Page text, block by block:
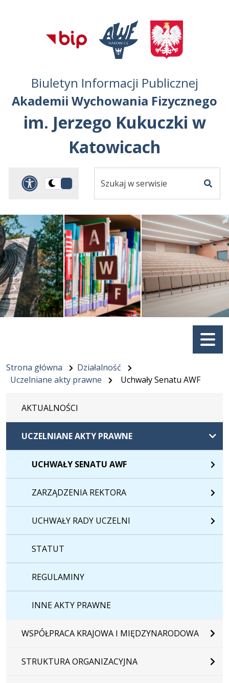
Przejdź do
głównego menu
Przejdź do treści
Przejdź do mapy
serwisu
Biuletyn Informacji Publicznej
Akademii Wychowania Fizycznego
im. Jerzego Kukuczki w
Katowicach
Panel dostosowania
Przełącz
ciemną
serwisie
Menu
Strona główna
Działalność
Uczelniane akty prawne
Uchwały Senatu AWF
AKTUALNOŚCI
UCZELNIANE AKTY PRAWNE
UCHWAŁY SENATU AWF
ZARZĄDZENIA REKTORA
UCHWAŁY RADY UCZELNI
STATUT
REGULAMINY
INNE AKTY PRAWNE
WSPÓŁPRACA KRAJOWA I MIĘDZYNARODOWA
STRUKTURA ORGANIZACYJNA